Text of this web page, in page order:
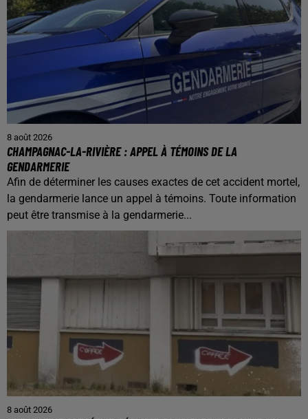
8 août 2026
CHAMPAGNAC-LA-RIVIÈRE : APPEL À TÉMOINS DE LA
GENDARMERIE
Afin de déterminer les causes exactes de cet accident mortel,
la gendarmerie lance un appel à témoins. Toute information
peut être transmise à la gendarmerie...
8 août 2026